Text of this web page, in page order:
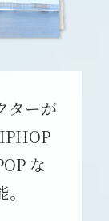
ターが
な